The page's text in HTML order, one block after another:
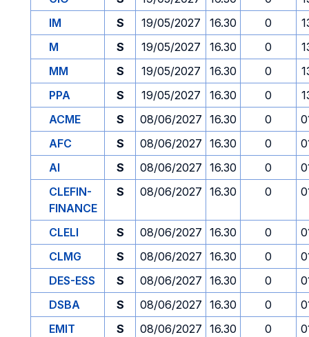
IM
S 19/05/2027 16.30 0
M
S 19/05/2027 16.30 0
MM
S 19/05/2027 16.30 0
PPA
S 19/05/2027 16.30 0
ACME
S 08/06/2027 16.30 0
AFC
S 08/06/2027 16.30 0
AI
S 08/06/2027 16.30 0
CLEFIN-
FINANCE
S 08/06/2027 16.30 0
CLELI S 08/06/2027 16.30 0
CLMG
S 08/06/2027 16.30 0
DES-ESS
S 08/06/2027 16.30 0
DSBA
S 08/06/2027 16.30 0
EMIT
S 08/06/2027 16.30 0